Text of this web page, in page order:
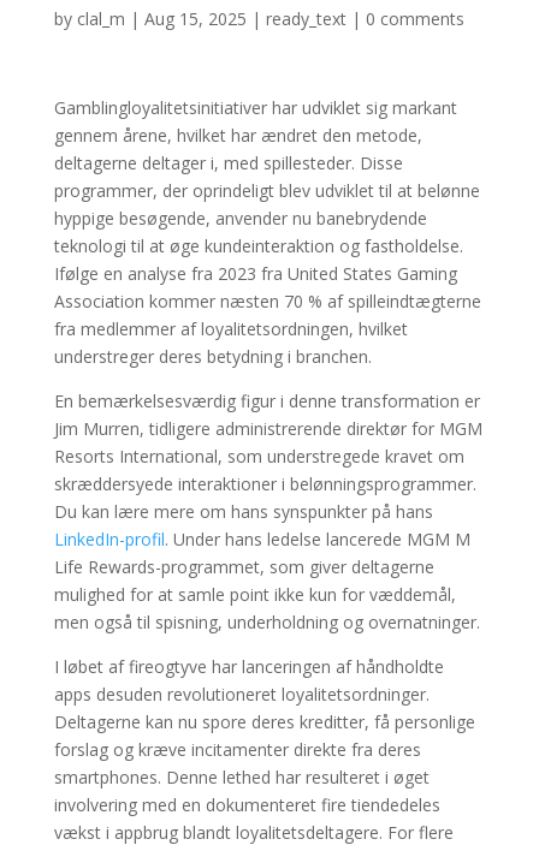
by clal_m | Aug 15, 2025 | ready_text| 0 comments
Gamblingloyalitetsinitiativer har udviklet sig markant
gennem årene, hvilket har ændret den metode,
deltagerne deltager i, med spillesteder. Disse
programmer, der oprindeligt blev udviklet til at belønne
hyppige besøgende, anvender nu banebrydende
teknologi til at øge kundeinteraktion og fastholdelse.
Ifølge en analyse fra 2023 fra United States Gaming
Association kommer næsten 70 % af spilleindtægterne
fra medlemmer af loyalitetsordningen, hvilket
understreger deres betydning i branchen.
En bemærkelsesværdig figur i denne transformation er
Jim Murren, tidligere administrerende direktør for MGM
Resorts International, som understregede kravet om
skræddersyede interaktioner i belønningsprogrammer.
Du kan lære mere om hans synspunkter på hans
LinkedIn-profil. Under hans ledelse lancerede MGM M
Life Rewards-programmet, som giver deltagerne
mulighed for at samle point ikke kun for væddemål,
men også til spisning, underholdning og overnatninger.
I løbet af fireogtyve har lanceringen af ​​håndholdte
apps desuden revolutioneret loyalitetsordninger.
Deltagerne kan nu spore deres kreditter, få personlige
forslag og kræve incitamenter direkte fra deres
smartphones. Denne lethed har resulteret i øget
involvering med en dokumenteret fire tiendedeles
vækst i appbrug blandt loyalitetsdeltagere. For flere